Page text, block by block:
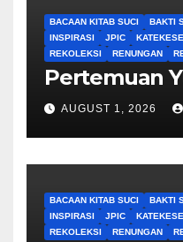
BACAAN KITAB SUCI BAKTI
INSPIRASI
JPIC KATEKESE
REKOLEKSI
RENUNGAN
Pertemuan
AUGUST 1, 2026
BACAAN KITAB SUCI BAKTI
INSPIRASI
JPIC KATEKESE
REKOLEKSI
RENUNGAN